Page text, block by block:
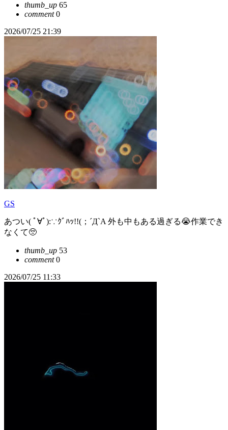
thumb_up 65
comment0
2026/07/25 21:39
GS
あつい( ﾟ∀ﾟ):∵ｸﾞﾊｯ!!(；´Д`A 外も中もある過ぎる😭作業でき
なくて🥺
thumb_up 53
comment0
2026/07/25 11:33